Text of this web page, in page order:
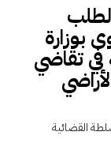
بوزارة
في تقاضي
القضائية